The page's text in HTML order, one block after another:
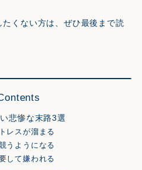
くない方は、ぜひ最後まで読
悲惨な末路3選
レスが溜まる
うようになる
して嫌われる